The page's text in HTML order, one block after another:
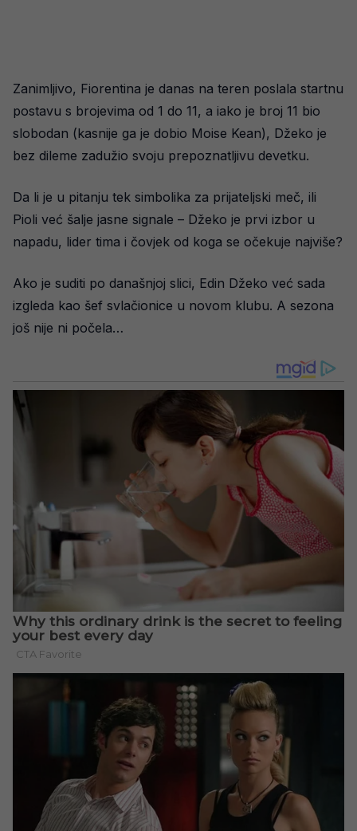
Zanimljivo, Fiorentina je danas na teren poslala startnu
postavu s brojevima od 1 do 11, a iako je broj 11 bio
slobodan (kasnije ga je dobio Moise Kean), Džeko je
bez dileme zadužio svoju prepoznatljivu devetku.
Da li je u pitanju tek simbolika za prijateljski meč, ili
Pioli već šalje jasne signale – Džeko je prvi izbor u
napadu, lider tima i čovjek od koga se očekuje najviše?
Ako je suditi po današnjoj slici, Edin Džeko već sada
izgleda kao šef svlačionice u novom klubu. A sezona
još nije ni počela…